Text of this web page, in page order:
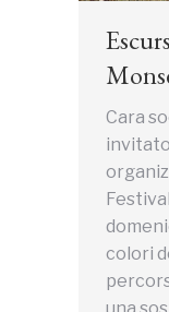
Cara
colori
una